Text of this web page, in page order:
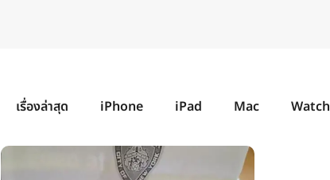
เรื่องล่าสุด iPhone iPad Mac Watch